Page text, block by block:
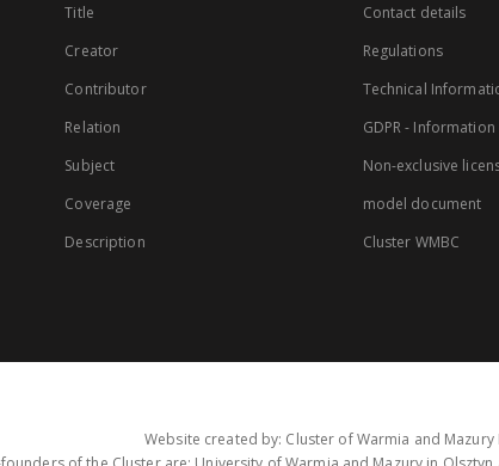
Title
Creator
Contributor
Relation
Subject
Coverage
Description
Contact details
Regulations
Technical
GDPR - Information
Non-exclusive
model document
Cluster WMBC
Website created by: Cluster of Warmia and